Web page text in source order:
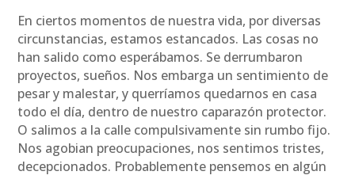
En ciertos momentos de nuestra vida, por diversas
circunstancias, estamos estancados. Las cosas no
han salido como esperábamos. Se derrumbaron
proyectos, sueños. Nos embarga un sentimiento de
pesar y malestar, y querríamos quedarnos en casa
todo el día, dentro de nuestro caparazón protector.
O salimos a la calle compulsivamente sin rumbo fijo.
Nos agobian preocupaciones, nos sentimos tristes,
decepcionados. Probablemente pensemos en algún